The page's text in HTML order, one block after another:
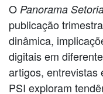
O Panorama
publicação
dinâmica,
digitais em
artigos, entrevistas
PSI exploram